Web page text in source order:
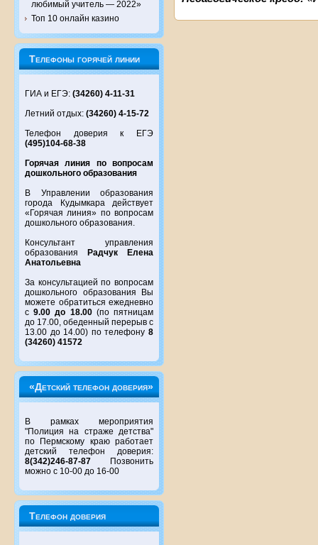
любимый учитель — 2022»
Топ 10 онлайн казино
Телефоны горячей линии
ГИА и ЕГЭ: (34260) 4-11-31
Летний отдых: (34260) 4-15-72
Телефон доверия к ЕГЭ
(495)104-68-38
Горячая линия по вопросам
дошкольного образования
В Управлении образования
города Кудымкара действует
«Горячая линия» по вопросам
дошкольного образования.
Консультант управления
образования
Радчук Елена
Анатольевна
За консультацией по вопросам
дошкольного образования Вы
можете обратиться ежедневно
с9.00 до 18.00(по пятницам
до 17.00, обеденный перерыв с
13.00 до 14.00) по телефону 8
(34260) 41572
«Детский телефон доверия»
В рамках мероприятия
"Полиция на страже детства"
по Пермскому краю работает
детский телефон доверия:
8(342)246-87-87 Позвонить
можно с 10-00 до 16-00
Телефон доверия